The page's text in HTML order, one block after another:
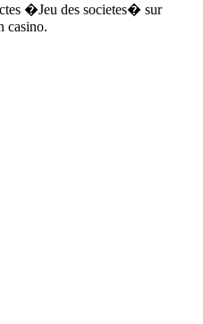
�Jeu des societes� sur
casino.